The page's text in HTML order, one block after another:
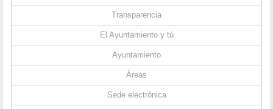
Transparencia
El Ayuntamiento y tú
Ayuntamiento
Áreas
Sede electrónica